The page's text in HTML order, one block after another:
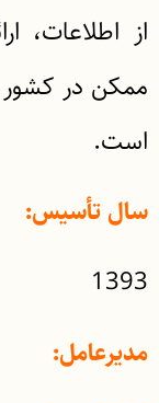
از اطلاعات،
ممکن در کشور
است.
سال تأسیس:
1393
مدیرعامل: